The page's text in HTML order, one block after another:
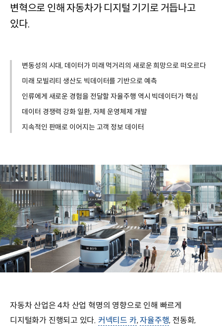
변혁으로 인해 자동차가 디지털 기기로 거듭나고
있다.
변동성의 시대, 데이터가 미래 먹거리의 새로운 희망으로 떠오르다
미래 모빌리티 생산도 빅데이터를 기반으로 예측
인류에게 새로운 경험을 전달할 자율주행 역시 빅데이터가 핵심
데이터 경쟁력 강화 일환, 자체 운영체제 개발
지속적인 판매로 이어지는 고객 정보 데이터
자동차 산업은 4차 산업 혁명의 영향으로 인해 빠르게
디지털화가 진행되고 있다. 커넥티드 카,자율주행, 전동화,